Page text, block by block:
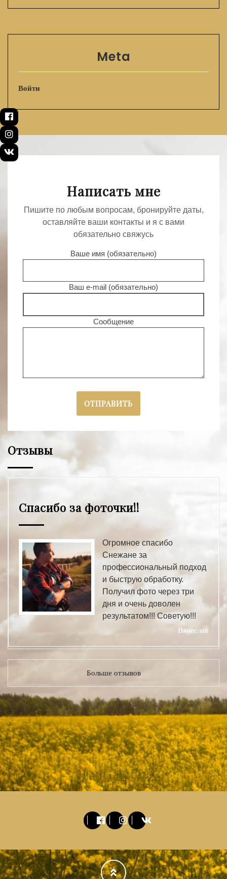
Meta
Войти
Написать мне
Пишите по любым вопросам, бронируйте даты,
оставляйте ваши контакты и я с вами
обязательно свяжусь
Ваше имя (обязательно)
Ваш e-mail (обязательно)
Сообщение
Отзывы
Спасибо за фоточки!!
Огромное спасибо
Снежане за
профессиональный подход
и быструю обработку.
Получил фото через три
дня и очень доволен
результатом!!! Советую!!!
Вячеслав
Больше отзывов